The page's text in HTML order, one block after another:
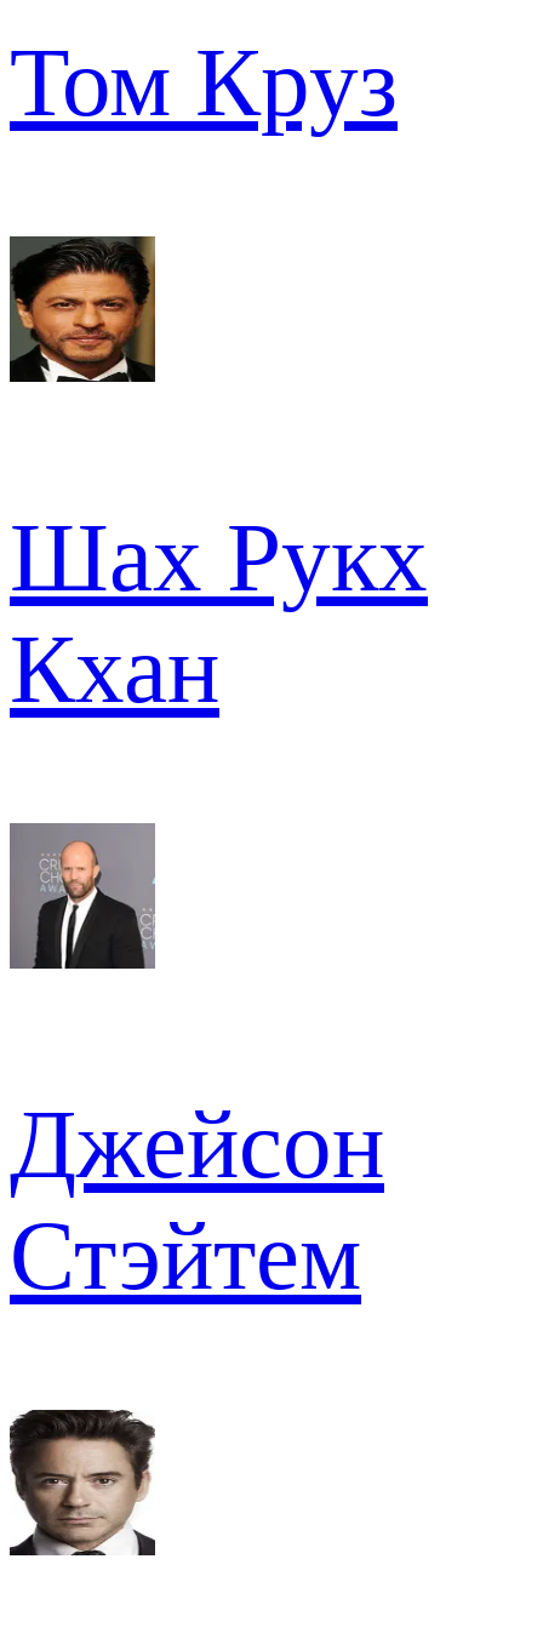
Том Круз
Шах Рукх
Кхан
Джейсон
Стэйтем